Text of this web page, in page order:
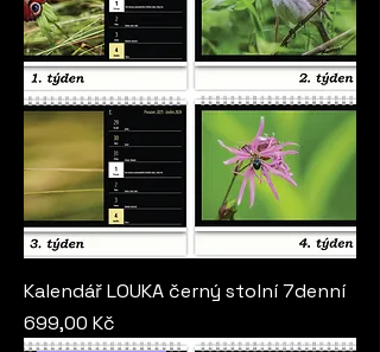
Kalendář LOUKA černý stolní 7denní
Cena
699,00 Kč